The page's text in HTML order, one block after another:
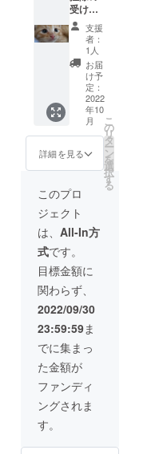
い）。
当法人
の公式
HPや
facebo
okで猫
の様
子、治
療費
用、そ
の他経
費を公
和4年分
の所得
税申告
時また
は相続
時の申
告に使
用でき
ます、
詳しく
は国税
庁HP:認
寄付を
したと
きを参
考にし
てくだ
さ
い）。
当法人
の公式
HPや
facebo
okで猫
の様
子、治
療費
用、そ
の他経
費を公
受けら
れる、
寄付金
受領証
明書 郵
送。 （
寄付金
受領証
明書：
所得税
で申告
される
個人名
または
会社
名、ご
住所を
お教え
くださ
い。令
和4年分
の所得
税申告
時また
は相続
時の申
告に使
用でき
ます、
詳しく
は国税
庁HP:認
寄付を
支援
者：
1人
お届
け予
定：
2022
年10
月
詳細を見る
こ
の
リ
タ
ー
ン
を
選
択
す
る
このプロ
ジェクト
は、 All-In方
式です。
目標金額に
関わらず、
2022/09/30
23:59:59ま
でに集まっ
た金額が
ファンディ
ングされま
す。